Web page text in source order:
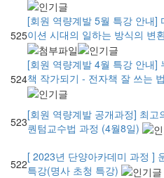
525
[회원 역량계발 5월 특강 안내]
이션 시대의 일하는 방식의 변
524
[회원 역량계발 4월 특강 안내]
책 작가되기 - 전자책 잘 쓰는
523
[회원 역량계발 공개과정] 최고
퀀텀교수법 과정 (4월8일)
522
[ 2023년 단양아카데미 과정 ]
특강(명사 초청 특강)